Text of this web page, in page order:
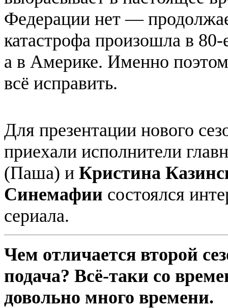
Федерации нет —
катастрофа произошла в
а в Америке. Именно
всё исправить.
Для презентации нового
приехали исполнители
(Паша) и Кристина
Синемафии состоялся
сериала.
Чем отличается второй
подача? Всё-таки со
довольно много времени.